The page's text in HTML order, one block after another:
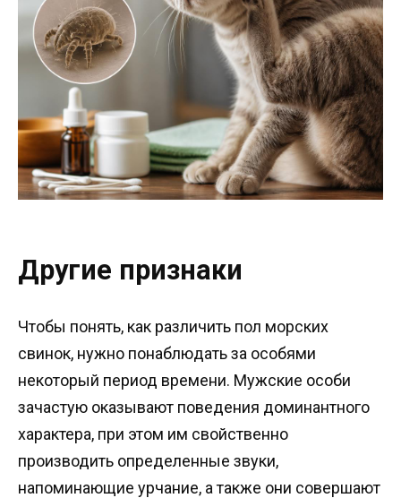
Другие признаки
Чтобы понять, как различить пол морских
свинок, нужно понаблюдать за особями
некоторый период времени. Мужские особи
зачастую оказывают поведения доминантного
характера, при этом им свойственно
производить определенные звуки,
напоминающие урчание, а также они совершают